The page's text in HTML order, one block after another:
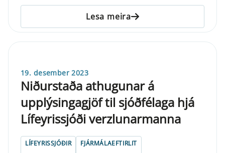
Lesa meira
19. desember 2023
Niðurstaða athugunar á
upplýsingagjöf til sjóðfélaga hjá
Lífeyrissjóði verzlunarmanna
LÍFEYRISSJÓÐIR FJÁRMÁLAEFTIRLIT